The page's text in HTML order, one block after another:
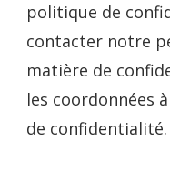
politique de
contacter notre
matière de
les coordonnées
de confidentialité.